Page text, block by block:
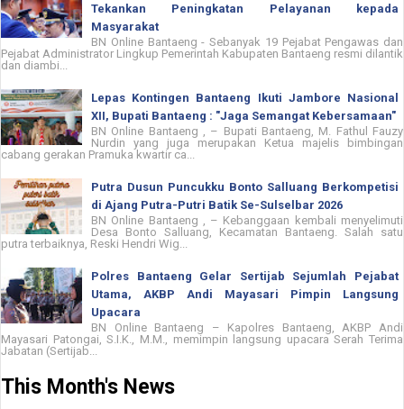
Tekankan Peningkatan Pelayanan kepada
Masyarakat
BN Online Bantaeng - Sebanyak 19 Pejabat Pengawas dan
Pejabat Administrator Lingkup Pemerintah Kabupaten Bantaeng resmi dilantik
dan diambi...
Lepas Kontingen Bantaeng Ikuti Jambore Nasional
XII, Bupati Bantaeng : "Jaga Semangat Kebersamaan"
BN Online Bantaeng , – Bupati Bantaeng, M. Fathul Fauzy
Nurdin yang juga merupakan Ketua majelis bimbingan
cabang gerakan Pramuka kwartir ca...
Putra Dusun Puncukku Bonto Salluang Berkompetisi
di Ajang Putra-Putri Batik Se-Sulselbar 2026
BN Online Bantaeng , – Kebanggaan kembali menyelimuti
Desa Bonto Salluang, Kecamatan Bantaeng. Salah satu
putra terbaiknya, Reski Hendri Wig...
Polres Bantaeng Gelar Sertijab Sejumlah Pejabat
Utama, AKBP Andi Mayasari Pimpin Langsung
Upacara
BN Online Bantaeng – Kapolres Bantaeng, AKBP Andi
Mayasari Patongai, S.I.K., M.M., memimpin langsung upacara Serah Terima
Jabatan (Sertijab...
This Month's News